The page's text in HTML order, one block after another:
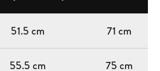
51.5 cm 71 cm
55.5 cm 75 cm